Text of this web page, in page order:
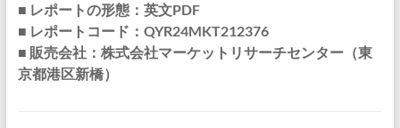
■ レポートの形態：英文PDF
■ レポートコード：QYR24MKT212376
■ 販売会社：株式会社マーケットリサーチセンター（東
京都港区新橋）